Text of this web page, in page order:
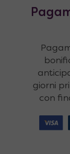
giorni
con